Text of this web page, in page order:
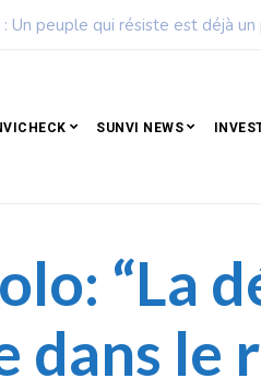
béninoise de football dévoile
SUNVI NEWS
“La
dans le